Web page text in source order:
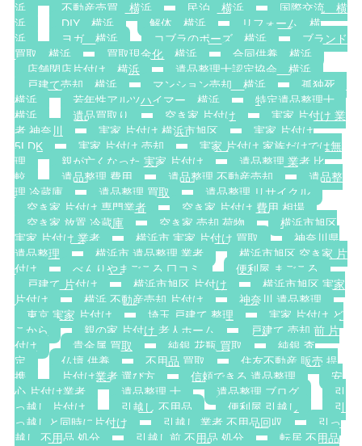
浜
不動産売買 横浜 民泊 横浜
国際交流 横
浜
DIY 横浜 解体 横浜
リフォーム 横
浜
ヨガ 横浜 コブラのポーズ 横浜
ブランド
買取 横浜
買取現金化 横浜
合同供養 横浜
店舗閉店片付け 横浜
遺品整理士認定協会 横浜
戸建て売却 横浜
マンション売却 横浜
孤独死
横浜
若年性アルツハイマー 横浜
特定遺品整理士
横浜
遺品買取り 空き家 片付け
実家 片付け 業
者 神奈川
実家 片付け 横浜市旭区
実家 片付け
5LDK
実家 片付け 売却
実家 片付け 家族だけでは無
理
親が亡くなった 実家 片付け
遺品整理 業者 比
較
遺品整理 費用 遺品整理 不動産売却
遺品整
理 冷蔵庫
遺品整理 買取
遺品整理 リサイクル
空き家 片付け 専門業者
空き家 片付け 費用 相場
空き家 放置 冷蔵庫
空き家 売却 荷物
横浜市旭区
実家 片付け 業者
横浜市 実家 片付け 買取
神奈川県
遺品整理
横浜市 遺品整理 業者
横浜市旭区 空き家 片
付け
べんりやまごころ 口コミ
便利屋 まごころ
戸建て 片付け
横浜市旭区 片付け
横浜市旭区 実家
片付け
横浜 不動産売却 片付け
神奈川 遺品整理
東京 実家 片付け
埼玉 戸建て 整理
実家 片付け ど
こから
親の家 片付け 老人ホーム
戸建て 売却 前 片
付け
貴金属 買取 純銀 花瓶 買取
純銀 査
定
仏壇 供養 不用品 買取
住友不動産 販売 提
携
片付け業者 選び方 信頼できる 遺品整理
安
心 片付け業者
遺品整理 士 遺品整理 ブログ
引
っ越し 片付け
引越し 不用品 便利屋 引越し
引
っ越しと同時に片付け
引越し 業者 不用品回収
引っ
越し 不用品 処分
引越し前 不用品 処分
転居 不用品